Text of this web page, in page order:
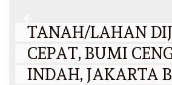
TANAH/LAHAN
CEPAT, BUMI
INDAH, JAKARTA